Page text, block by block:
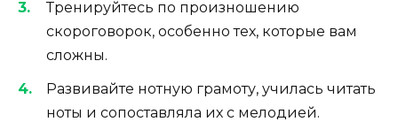
Тренируйтесь по произношению
скороговорок, особенно тех, которые вам
сложны.
Развивайте нотную грамоту, училась читать
ноты и сопоставляла их с мелодией.